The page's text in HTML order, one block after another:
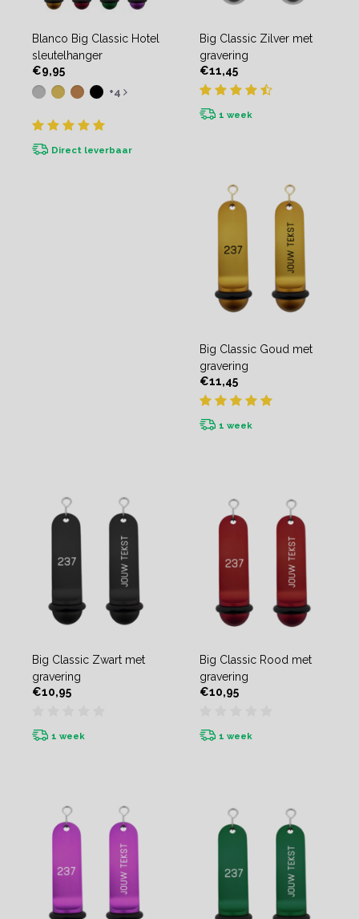
Blanco Big Classic Hotel
sleutelhanger
€9,95
+4
Direct leverbaar
Big Classic Zilver met
gravering
€11,45
1 week
Big Classic Goud met
gravering
€11,45
1 week
Big Classic Zwart met
gravering
€10,95
1 week
Big Classic Rood met
gravering
€10,95
1 week